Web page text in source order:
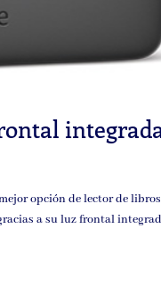
opción de lector de
a su luz frontal